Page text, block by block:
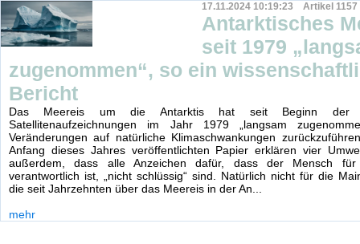
17.11.2024 10:19:23 Artikel 1157
Antarktisches
seit 1979
zugenommen“, so ein
Bericht
Das Meereis um die Antarktis hat seit Beginn der
Satellitenaufzeichnungen im Jahr 1979 „langsam
Veränderungen auf natürliche Klimaschwankungen
Anfang dieses Jahres veröffentlichten Papier erklären vier
außerdem, dass alle Anzeichen dafür, dass der Mensch für
verantwortlich ist, „nicht schlüssig“ sind. Natürlich nicht für die
die seit Jahrzehnten über das Meereis in der An...
mehr